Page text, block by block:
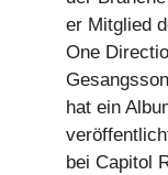
er Mitglied
One
hat ein
bei Capitol